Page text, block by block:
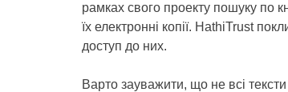
рамках свого проекту пошуку по
їх електронні копії. HathiTrust
доступ до них.
Варто зауважити, що не всі